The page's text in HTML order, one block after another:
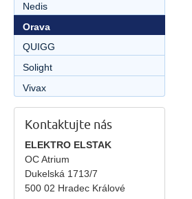
Nedis
Orava
QUIGG
Solight
Vivax
Kontaktujte nás
ELEKTRO ELSTAK
OC Atrium
Dukelská 1713/7
500 02 Hradec Králové